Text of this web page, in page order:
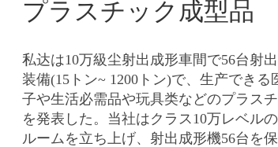
プラスチック成型品
私达は10万級尘射出成形車間で56台射
装備(15トン~ 1200トン)で、生产できる
子や生活必需品や玩具类などのプラス
を発表した。 当社はクラス10万レベル
ルームを立ち上げ、射出成形機56台を